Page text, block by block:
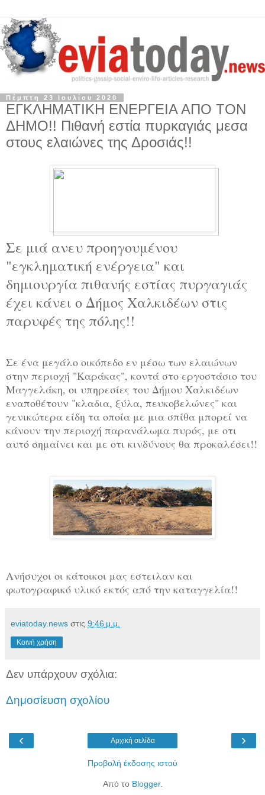
Πέμπτη 23 Ιουλίου 2020
ΕΓΚΛΗΜΑΤΙΚΗ ΕΝΕΡΓΕΙΑ ΑΠΟ ΤΟΝ
ΔΗΜΟ!! Πιθανή εστία πυρκαγιάς μεσα
στους ελαιώνες της Δροσιάς!!
Σε μιά ανευ προηγουμένου
"εγκληματική ενέργεια" και
δημιουργία πιθανής εστίας πυργαγιάς
έχει κάνει ο Δήμος Χαλκιδέων στις
παρυφές της πόλης!!
Σε ένα μεγάλο οικόπεδο εν μέσω των ελαιώνων
στην περιοχή "Καράκας", κοντά στο εργοστάσιο του
Μαγγελάκη, οι υπηρεσίες του Δήμου Χαλκιδέων
εναποθέτουν "κλαδια, ξύλα, πευκοβελώνες" και
γενικώτερα είδη τα οποία με μια σπίθα μπορεί να
κάνουν την περιοχή παρανάλωμα πυρός, με οτι
αυτό σημαίνει και με οτι κινδύνους θα προκαλέσει!!
Ανήσυχοι οι κάτοικοι μας εστειλαν και
φωτογραφικό υλικό εκτός από την καταγγελία!!
eviatoday.news στις 9:46 μ.μ.
Κοινή χρήση
Δεν υπάρχουν σχόλια:
Δημοσίευση σχολίου
‹ ›
Αρχική σελίδα
Προβολή έκδοσης ιστού
Από το Blogger.